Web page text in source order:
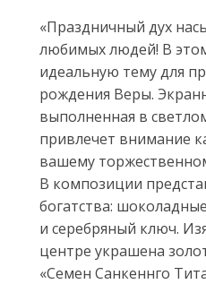
«Праздничный дух
любимых людей! В
идеальную тему для
рождения Веры.
выполненная в
привлечет внимание
вашему
В композиции
богатства:
и серебряный ключ.
центре украшена
«Семен Санкеннго